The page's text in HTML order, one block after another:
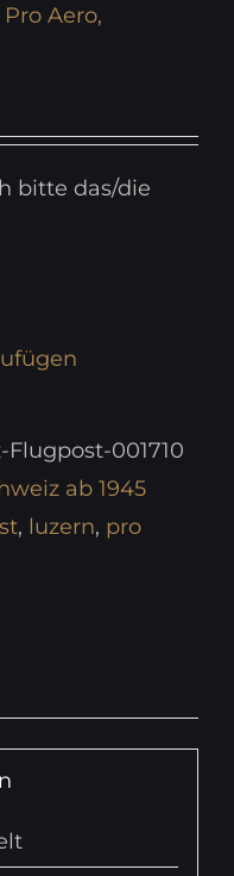
Aero,
bitte das/die
Flugpost-001710
ab 1945
, luzern, pro